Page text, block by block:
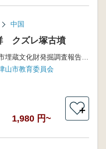
中国
クズレ塚古墳
津山市埋蔵文化財発掘調査報告第31集
山市教育委員会
1,980 円~
＋